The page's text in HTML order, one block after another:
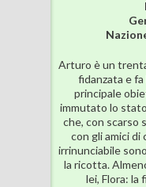
Arturo è un
fidanzata e
principale
immutato lo
che, con scarso
con gli amici
irrinunciabile
la ricotta.
lei, Flora: la